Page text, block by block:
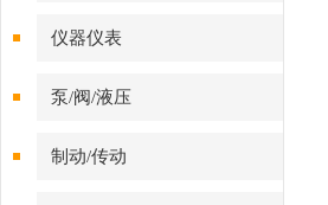
仪器仪表
泵/阀/液压
制动/传动